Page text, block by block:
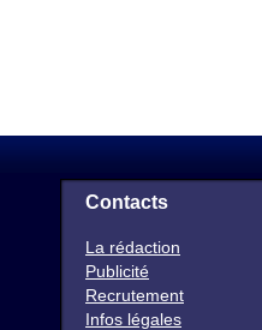
Contacts
La rédaction
Publicité
Recrutement
Infos légales